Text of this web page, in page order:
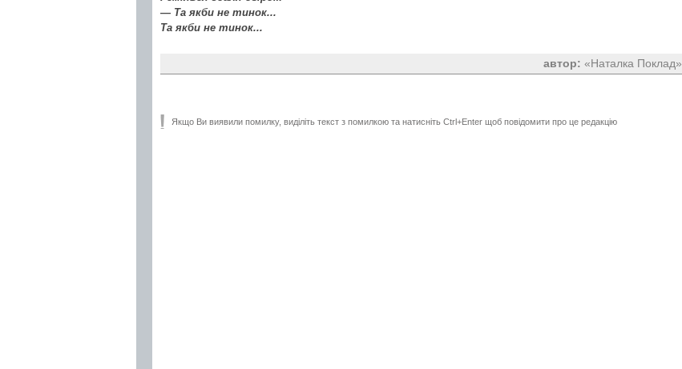
— Та якби не тинок...
Та якби не тинок...
автор: «Наталка Поклад»
Якщо Ви виявили помилку, виділіть текст з помилкою та натисніть Ctrl+Enter щоб повідомити про це редакцію